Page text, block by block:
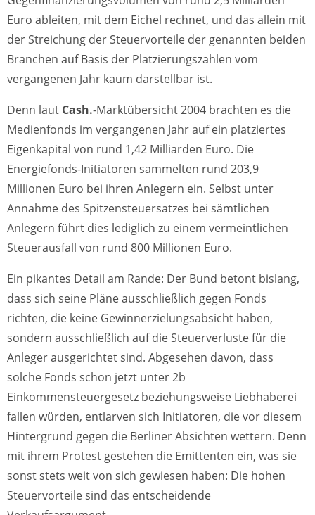
Euro ableiten, mit dem Eichel rechnet, und das allein mit
der Streichung der Steuervorteile der genannten beiden
Branchen auf Basis der Platzierungszahlen vom
vergangenen Jahr kaum darstellbar ist.
Denn laut Cash.-Marktübersicht 2004 brachten es die
Medienfonds im vergangenen Jahr auf ein platziertes
Eigenkapital von rund 1,42 Milliarden Euro. Die
Energiefonds-Initiatoren sammelten rund 203,9
Millionen Euro bei ihren Anlegern ein. Selbst unter
Annahme des Spitzensteuersatzes bei sämtlichen
Anlegern führt dies lediglich zu einem vermeintlichen
Steuerausfall von rund 800 Millionen Euro.
Ein pikantes Detail am Rande: Der Bund betont bislang,
dass sich seine Pläne ausschließlich gegen Fonds
richten, die keine Gewinnerzielungsabsicht haben,
sondern ausschließlich auf die Steuerverluste für die
Anleger ausgerichtet sind. Abgesehen davon, dass
solche Fonds schon jetzt unter 2b
Einkommensteuergesetz beziehungsweise Liebhaberei
fallen würden, entlarven sich Initiatoren, die vor diesem
Hintergrund gegen die Berliner Absichten wettern. Denn
mit ihrem Protest gestehen die Emittenten ein, was sie
sonst stets weit von sich gewiesen haben: Die hohen
Steuervorteile sind das entscheidende